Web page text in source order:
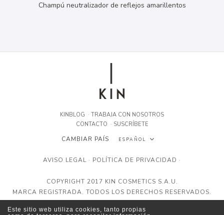
Champú neutralizador de reflejos amarillentos
KINBLOG · TRABAJA CON NOSOTROS
CONTACTO · SUSCRÍBETE
CAMBIAR PAÍS ESPAÑOL
ESPAÑOL
FRANÇAIS
AVISO LEGAL · POLÍTICA DE PRIVACIDAD ·
COPYRIGHT 2017 KIN COSMETICS S.A.U.
MARCA REGISTRADA. TODOS LOS DERECHOS RESERVADOS.
Este sitio web utiliza cookies, tanto propias